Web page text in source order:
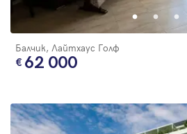
Балчик, Лайтхаус Голф
62 000